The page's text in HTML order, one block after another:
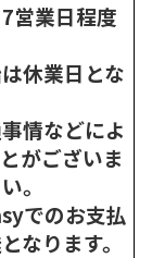
営業日程度
休業日とな
情などによ
がございま
。
でのお支払
なります。